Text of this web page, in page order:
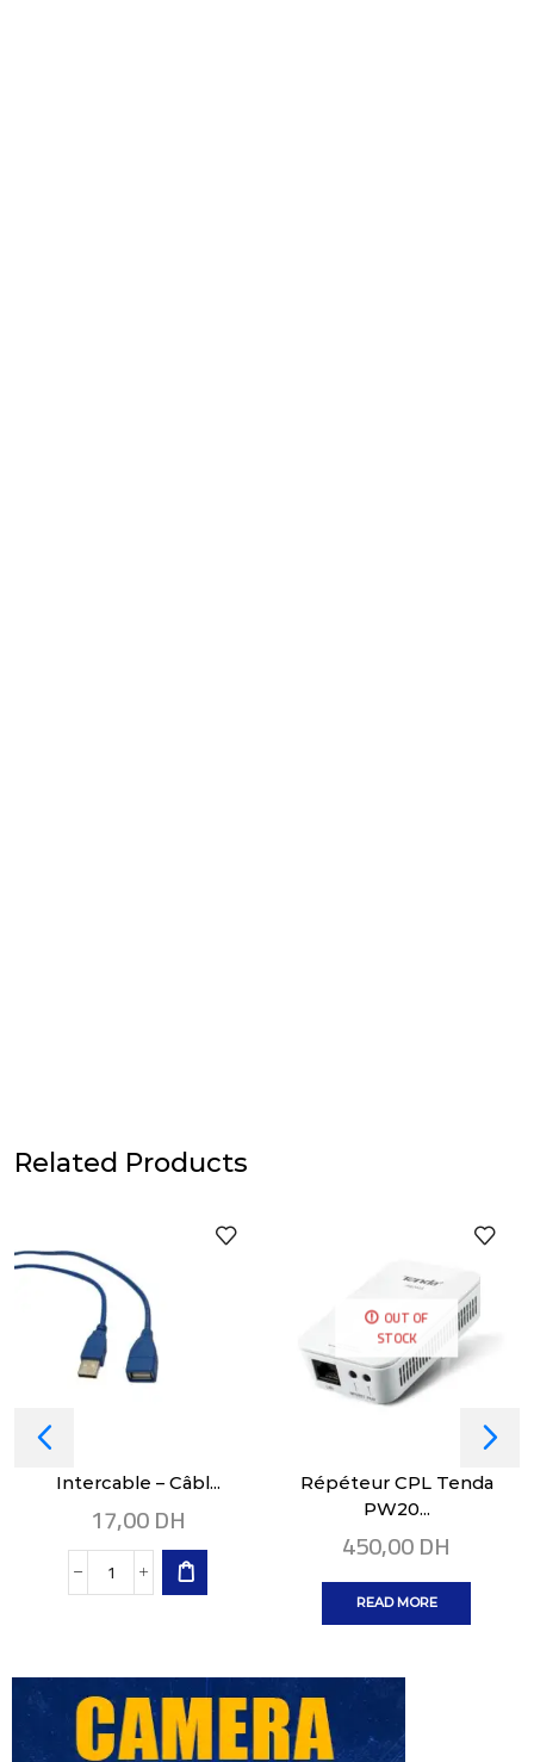
Related Products
Intercable – Câbl...
17,00DH
OUT OF
STOCK
Répéteur CPL Tenda
PW20...
450,00DH
READ MORE